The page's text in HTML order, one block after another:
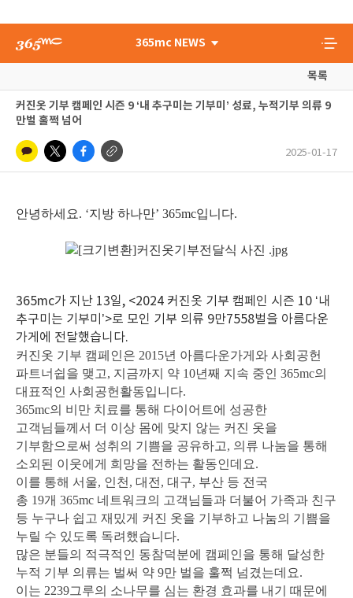
365mc NEWS
목록
커진옷 기부 캠페인 시즌 9 ‘내 추구미는 기부미’ 성료, 누적기부 의류 9
만벌 훌쩍 넘어
2025-01-17
안녕하세요. ‘지방 하나만’ 365mc입니다.
365mc가 지난 13일, <2024 커진옷 기부 캠페인 시즌 10 ‘내
추구미는 기부미 ’>로 모인 기부 의류 9만7558벌을 아름다운
가게에 전달했습니다.
커진옷 기부 캠페인은 2015년 아름다운가게와 사회공헌
파트너쉽을 맺고, 지금까지 약 10년째 지속 중인 365mc의
대표적인 사회공헌활동입니다.
365mc의 비만 치료를 통해 다이어트에 성공한
고객님들께서 더 이상 몸에 맞지 않는 커진 옷을
기부함으로써 성취의 기쁨을 공유하고, 의류 나눔을 통해
소외된 이웃에게 희망을 전하는 활동인데요.
이를 통해 서울, 인천 , 대전 , 대구, 부산 등 전국
총 19개 365mc 네트워크의 고객님들과 더불어 가족과 친구
등 누구나 쉽고 재밌게 커진 옷을 기부하고 나눔의 기쁨을
누릴 수 있도록 독려했습니다.
많은 분들의 적극적인 동참덕분에 캠페인을 통해 달성한
누적 기부 의류는 벌써 약 9만 벌을 훌쩍 넘겼는데요.
이는 2239그루의 소나무를 심는 환경 효과를 내기 때문에